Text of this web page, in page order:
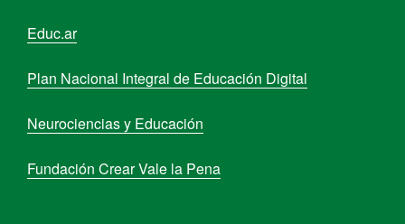
Educ.ar
Plan Nacional Integral de Educación Digital
Neurociencias y Educación
Fundación Crear Vale la Pena